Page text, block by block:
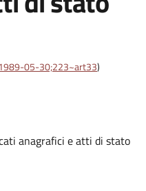
05-30;223~art33)
anagrafici e atti di stato